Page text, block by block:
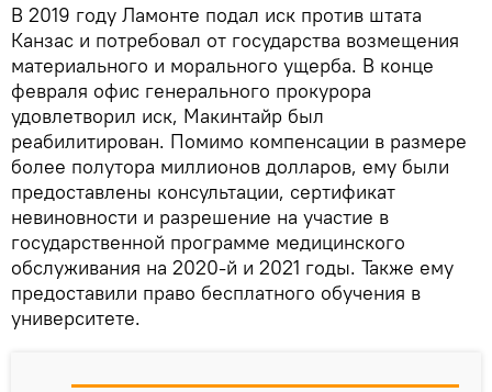
В 2019 году Ламонте подал иск против штата
Канзас и потребовал от государства возмещения
материального и морального ущерба. В конце
февраля офис генерального прокурора
удовлетворил иск, Макинтайр был
реабилитирован. Помимо компенсации в размере
более полутора миллионов долларов, ему были
предоставлены консультации, сертификат
невиновности и разрешение на участие в
государственной программе медицинского
обслуживания на 2020-й и 2021 годы. Также ему
предоставили право бесплатного обучения в
университете.